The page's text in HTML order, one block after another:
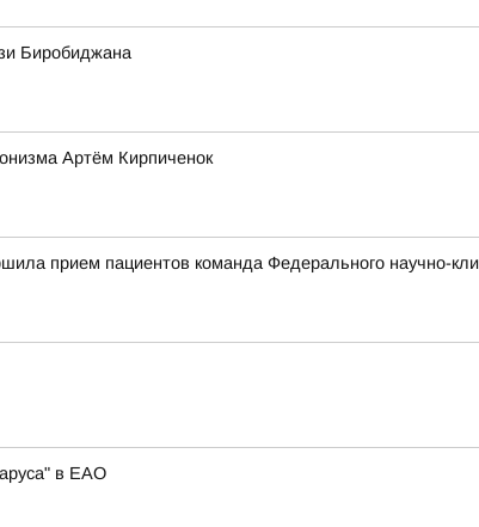
Биробиджана
Артём Кирпиченок
прием пациентов команда Федерального научно-
в ЕАО